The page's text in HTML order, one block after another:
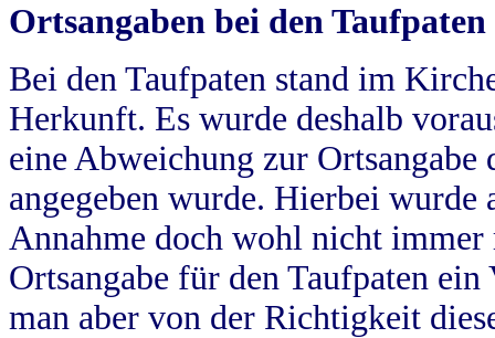
Ortsangaben bei den Taufpaten
Bei den Taufpaten stand im
Herkunft. Es wurde deshalb
eine Abweichung zur
angegeben wurde. Hierbei wurde
Annahme doch wohl nicht
Ortsangabe für den Taufpaten
man aber von der Richtigkeit